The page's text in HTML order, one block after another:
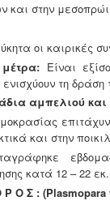
και στην
οι καιρικές
Είναι
τη δράση
αμπελιού και
και στην
κατά 12 – 22
Ο Σ : (Plasmopara